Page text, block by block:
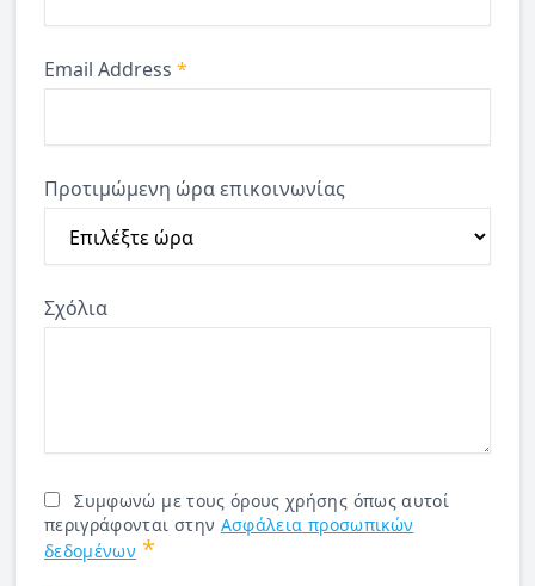
Email Address *
Προτιμώμενη ώρα επικοινωνίας
Σχόλια
Συμφωνώ με τους όρους χρήσης όπως αυτοί
περιγράφονται στην Ασφάλεια προσωπικών
δεδομένων *